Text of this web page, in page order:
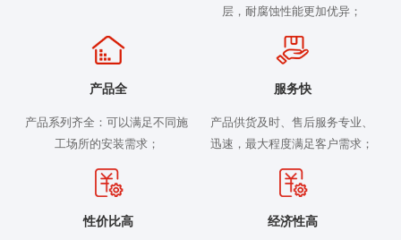
层，耐腐蚀性能更加优异；
产品全
产品系列齐全：可以满足不同施
工场所的安装需求；
服务快
产品供货及时、售后服务专业、
迅速，最大程度满足客户需求；
性价比高 经济性高